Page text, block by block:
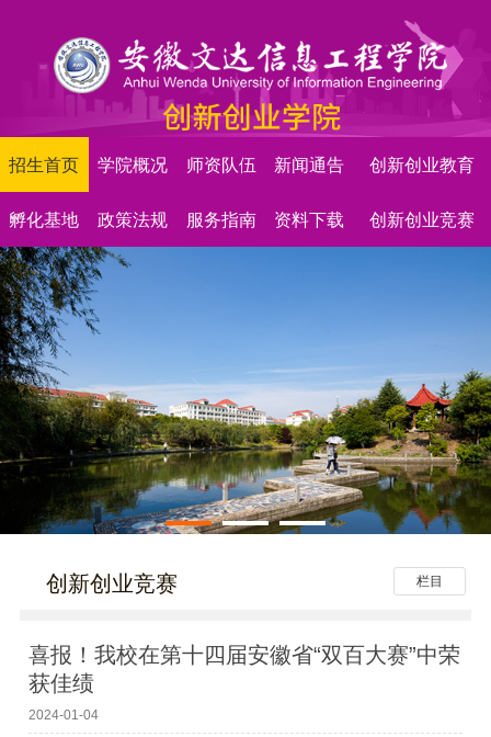
招生首页 学院概况 师资队伍 新闻通告 创新创业教育
孵化基地 政策法规 服务指南 资料下载 创新创业竞赛
栏目
创新创业竞赛
喜报！我校在第十四届安徽省“双百大赛”中荣
获佳绩
2024-01-04